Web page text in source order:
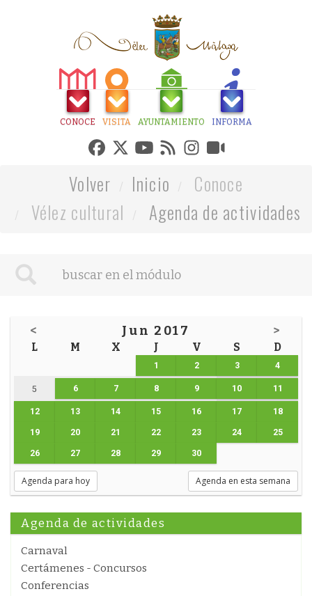
CONOCE VISITA AYUNTAMIENTO INFORMA
Volver Inicio
Conoce
Vélez cultural
Agenda de actividades
< Jun 2017 >
L M X J V S D
1 2 3 4
5 6 7 8 9 10 11
12 13 14 15 16 17 18
19 20 21 22 23 24 25
26 27 28 29 30
Agenda para hoy Agenda en esta semana
Agenda de actividades
Carnaval
Certámenes - Concursos
Conferencias